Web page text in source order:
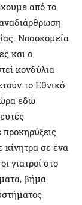
από το
Νοσοκομεία
και ο
κονδύλια
το Εθνικό
εδώ
σε ένα
γιατροί στο
βήμα